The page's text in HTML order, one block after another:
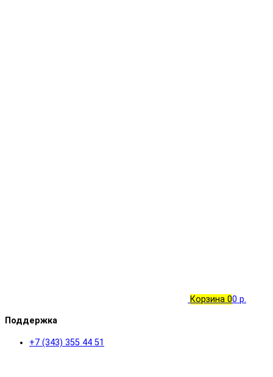
Корзина 00 р.
Поддержка
+7 (343) 355 44 51